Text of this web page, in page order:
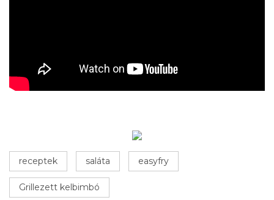
receptek saláta easyfry
Grillezett kelbimbó